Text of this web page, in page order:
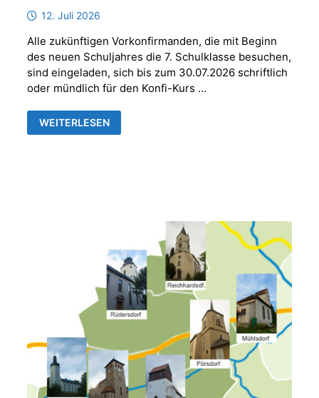
12. Juli 2026
Alle zukünftigen Vorkonfirmanden, die mit Beginn
des neuen Schuljahres die 7. Schulklasse besuchen,
sind eingeladen, sich bis zum 30.07.2026 schriftlich
oder mündlich für den Konfi-Kurs …
ANMELDUNG
VORKONFIRMANDEN
WEITERLESEN